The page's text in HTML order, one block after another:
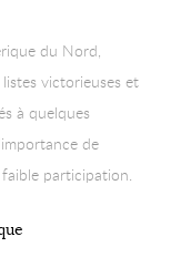
du Nord,
listes victorieuses et
à quelques
de
participation.